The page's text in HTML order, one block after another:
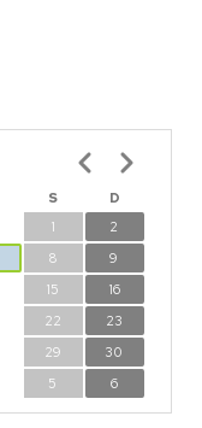
S
D
1
2
8
9
15
16
22
23
29
30
5 6
Paginación